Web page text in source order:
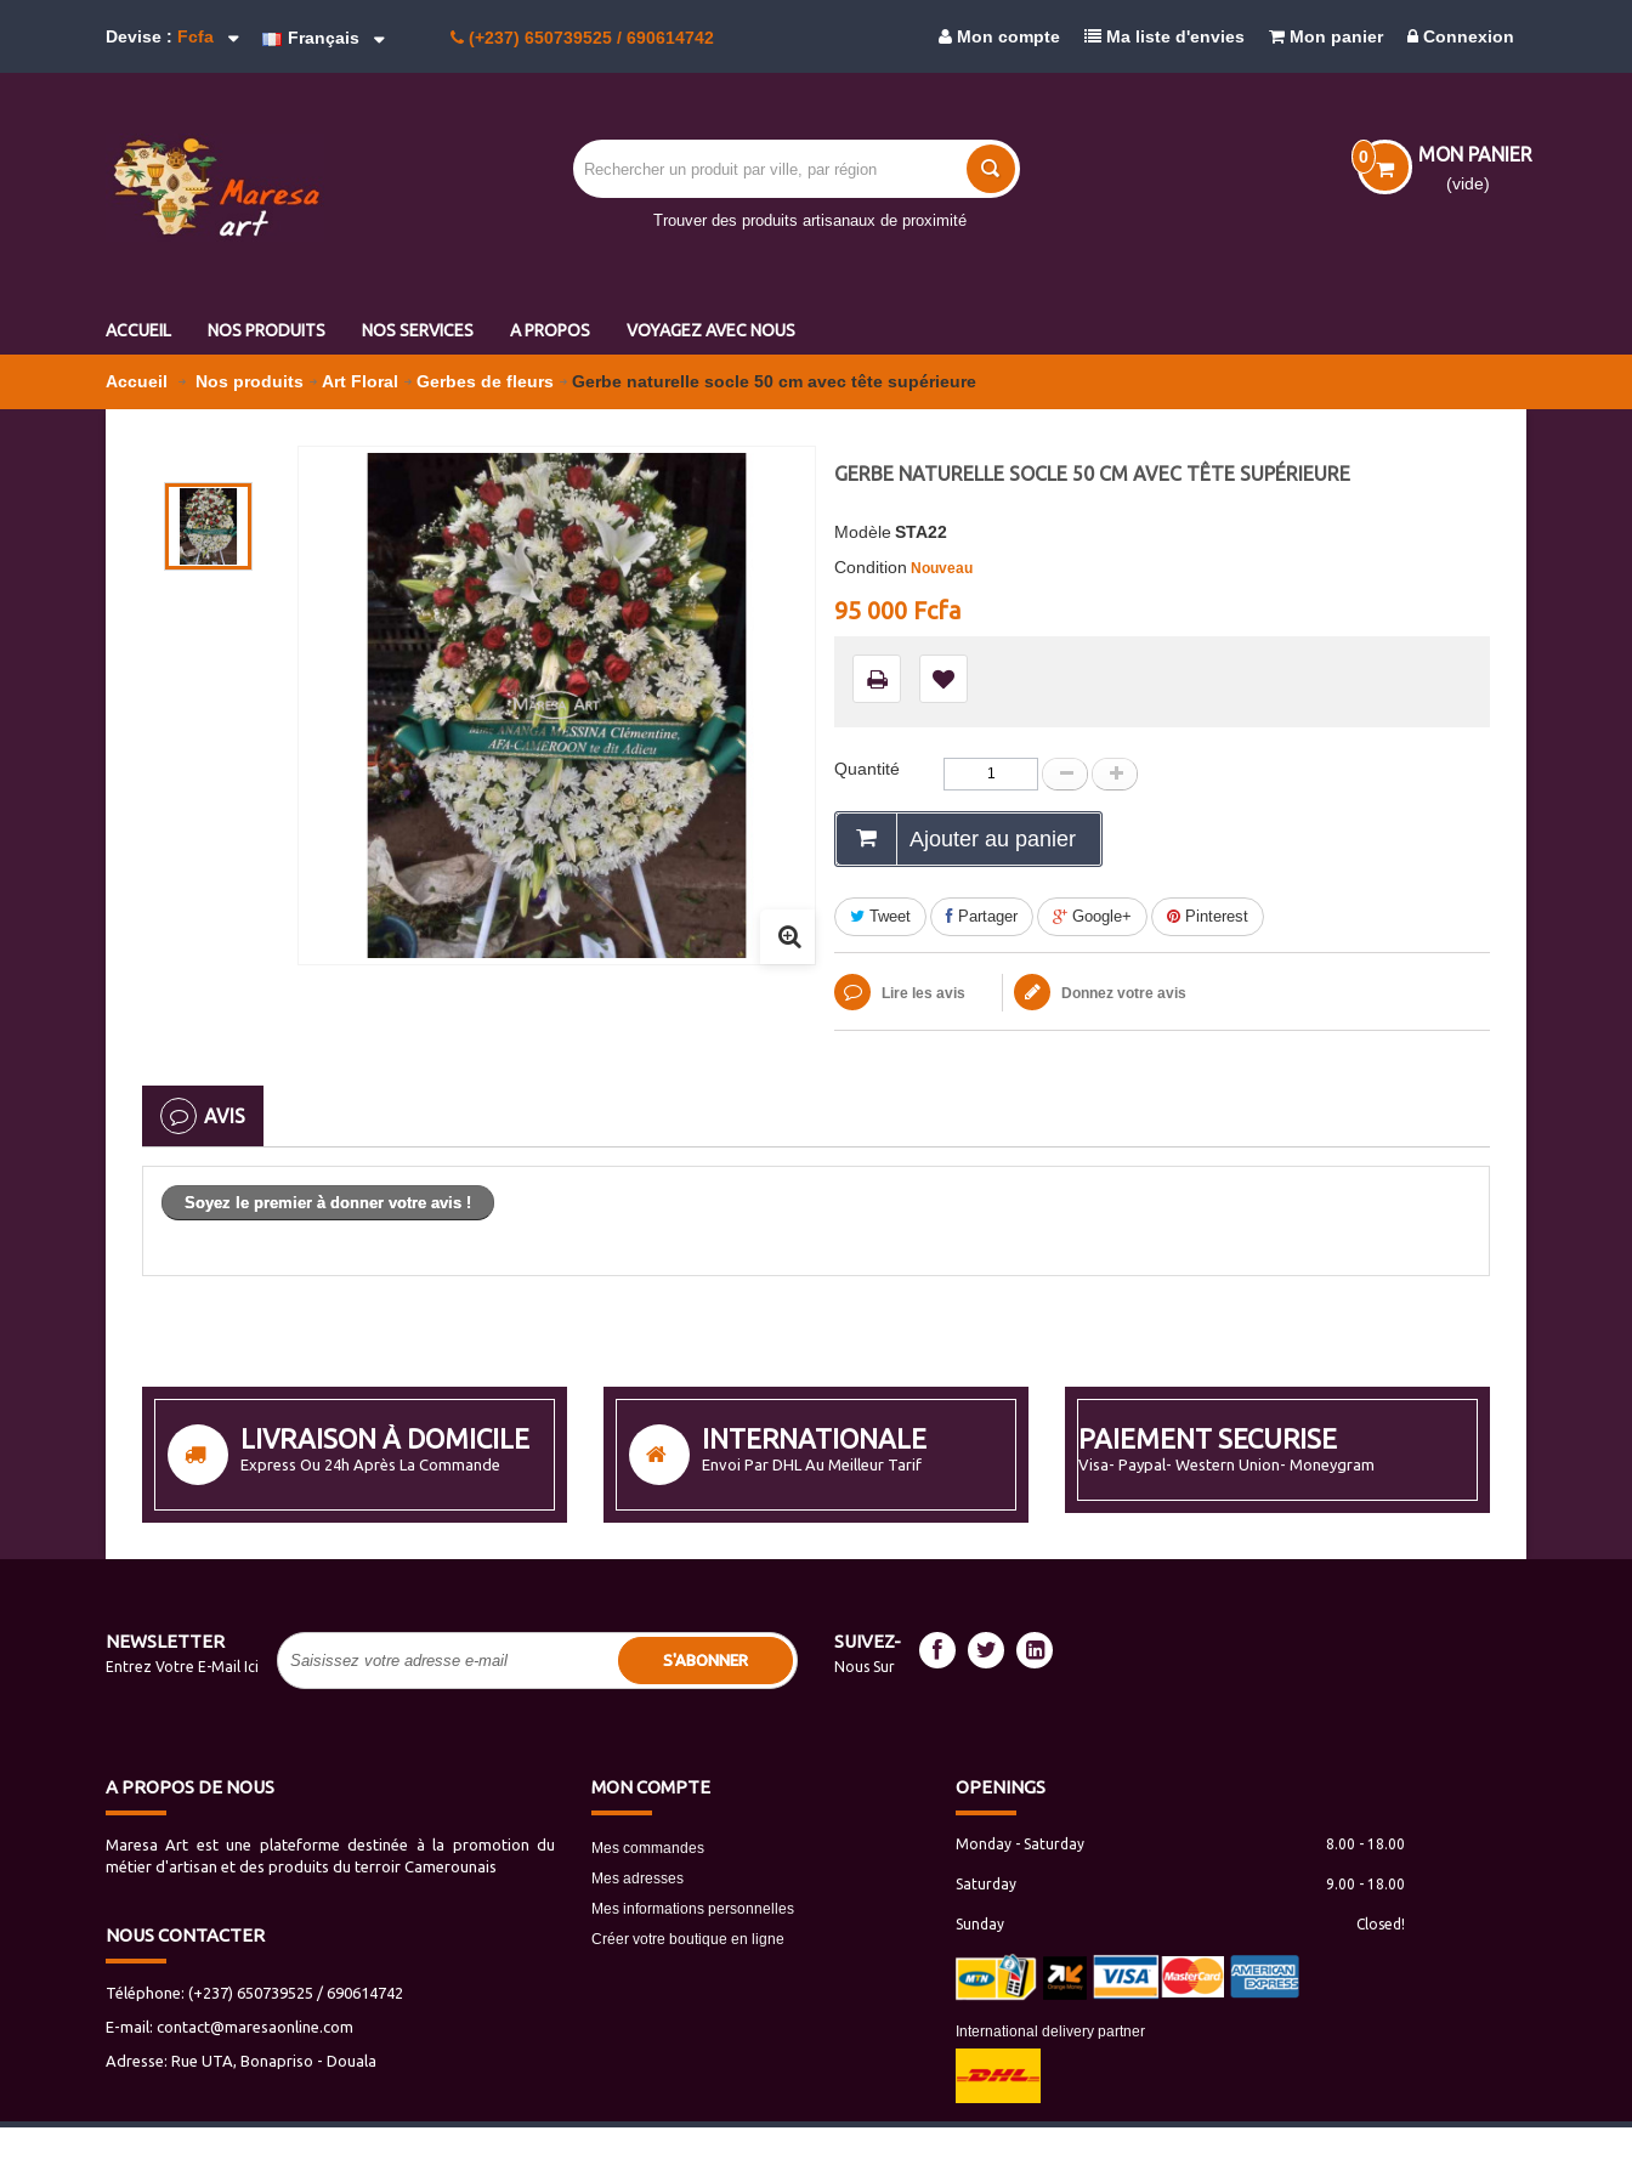
Mon compte Ma liste d'envies Mon panier Connexion
Devise : Fcfa (+237) 650739525 / 690614742
Français
Trouver des produits artisanaux de proximité
MON PANIER
0
(vide)
ACCUEIL NOS PRODUITS NOS SERVICES A PROPOS VOYAGEZ AVEC NOUS
Accueil Nos produits Art Floral Gerbes de fleurs Gerbe naturelle socle 50 cm avec tête supérieure
GERBE NATURELLE SOCLE 50 CM AVEC TÊTE SUPÉRIEURE
ModèleSTA22
Condition Nouveau
95 000 Fcfa
Quantité
Ajouter au panier
Tweet Partager Google+ Pinterest
Lire les avis Donnez votre avis
AVIS
Soyez le premier à donner votre avis !
LIVRAISON À DOMICILE
Express Ou 24h Après La Commande
INTERNATIONALE
Envoi Par DHL Au Meilleur Tarif
PAIEMENT SECURISE
Visa- Paypal- Western Union- Moneygram
NEWSLETTER
Entrez Votre E-Mail Ici S'ABONNER
SUIVEZ-
Nous Sur
A PROPOS DE NOUS
Maresa Art est une plateforme destinée à la promotion du
métier d'artisan et des produits du terroir Camerounais
NOUS CONTACTER
Téléphone: (+237) 650739525 / 690614742
E-mail: contact@maresaonline.com
Adresse: Rue UTA, Bonapriso - Douala
MONCOMPTE
Mes commandes
Mes adresses
Mes informations personnelles
Créer votre boutique en ligne
OPENINGS
Monday - Saturday 8.00 - 18.00
Saturday 9.00 - 18.00
Sunday Closed!
International delivery partner